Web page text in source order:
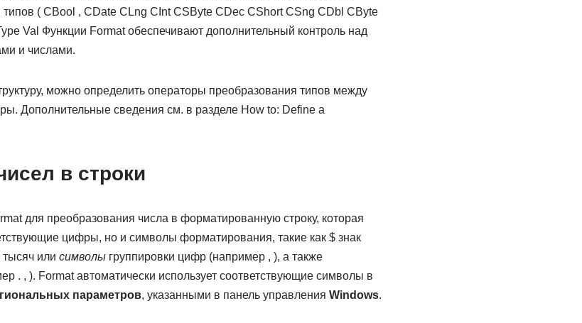
( CBool , CDate CLng CInt CSByte CDec CShort CSng CDbl CByte
Val Функции Format обеспечивают дополнительный контроль над
и числами.
можно определить операторы преобразования типов между
Дополнительные сведения см. в разделе How to: Define a
в строки
для преобразования числа в форматированную строку, которая
цифры, но и символы форматирования, такие как $ знак
или символыгруппировки цифр (например , ), а также
. , ). Format автоматически использует соответствующие символы в
параметров, указанными в панель управления Windows.